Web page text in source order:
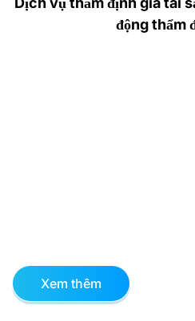
động thẩm
Xem thêm